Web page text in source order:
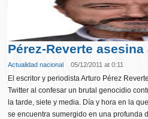
Pérez-Reverte
Actualidad nacional 05/12/2011 at 0:11
El escritor y periodista Arturo Pérez
Twitter al confesar un brutal genocidio
la tarde, siete y media. Día y hora en la
se encuentra sumergido en una profunda